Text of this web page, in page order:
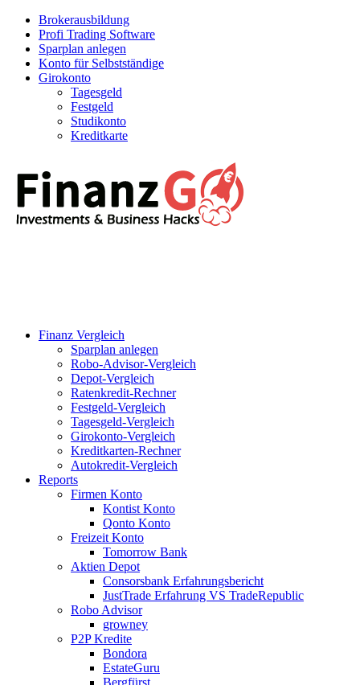
Brokerausbildung
Profi Trading Software
Sparplan anlegen
Konto für Selbstständige
Girokonto
Tagesgeld
Festgeld
Studikonto
Kreditkarte
Finanz Vergleich
Sparplan anlegen
Robo-Advisor-Vergleich
Depot-Vergleich
Ratenkredit-Rechner
Festgeld-Vergleich
Tagesgeld-Vergleich
Girokonto-Vergleich
Kreditkarten-Rechner
Autokredit-Vergleich
Reports
Firmen Konto
Kontist Konto
Qonto Konto
Freizeit Konto
Tomorrow Bank
Aktien Depot
Consorsbank Erfahrungsbericht
JustTrade Erfahrung VS TradeRepublic
Robo Advisor
growney
P2P Kredite
Bondora
EstateGuru
Bergfürst